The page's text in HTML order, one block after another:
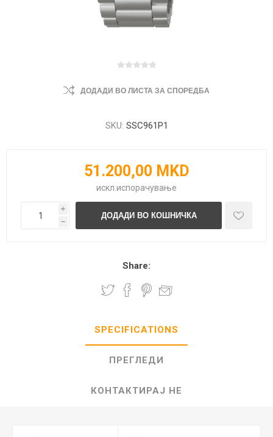
ДОДАДИ ВО ЛИСТА ЗА СПОРЕДБА
SKU: SSC961P1
51.200,00 MKD
искл. испорачување
i
h
Share:
SPECIFICATIONS
ПРЕГЛЕДИ
КОНТАКТИРАЈ НЕ